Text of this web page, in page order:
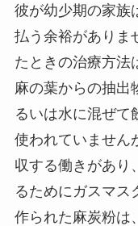
彼が幼少期の家族
払う余裕がありま
たときの治療方法
麻の葉からの抽出
るいは水に混ぜて
使われていません
収する働きがあり
るためにガスマス
作られた麻炭粉は